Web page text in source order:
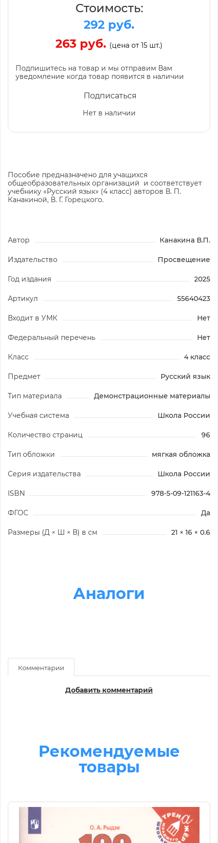
Стоимость:
292 руб.
263 руб. (цена от 15 шт.)
Подпишитесь на товар и мы отправим Вам
уведомление когда товар появится в наличии
Подписаться
Нет в наличии
Пособие предназначено для учащихся
общеобразовательных организаций и соответствует
учебнику «Русский язык» (4 класс) авторов В. П.
Канакиной, В. Г. Горецкого.
Автор Канакина В.П.
Издательство Просвещение
Год издания 2025
Артикул 55640423
Входит в УМК Нет
Федеральный перечень Нет
Класс 4 класс
Предмет Русский язык
Тип материала Демонстрационные материалы
Учебная система Школа России
Количество страниц 96
Тип обложки мягкая обложка
Серия издательства Школа России
ISBN 978-5-09-121163-4
ФГОС Да
Размеры (Д × Ш × В) в см 21 × 16 × 0.6
Аналоги
Комментарии
Добавить комментарий
Рекомендуемые
товары